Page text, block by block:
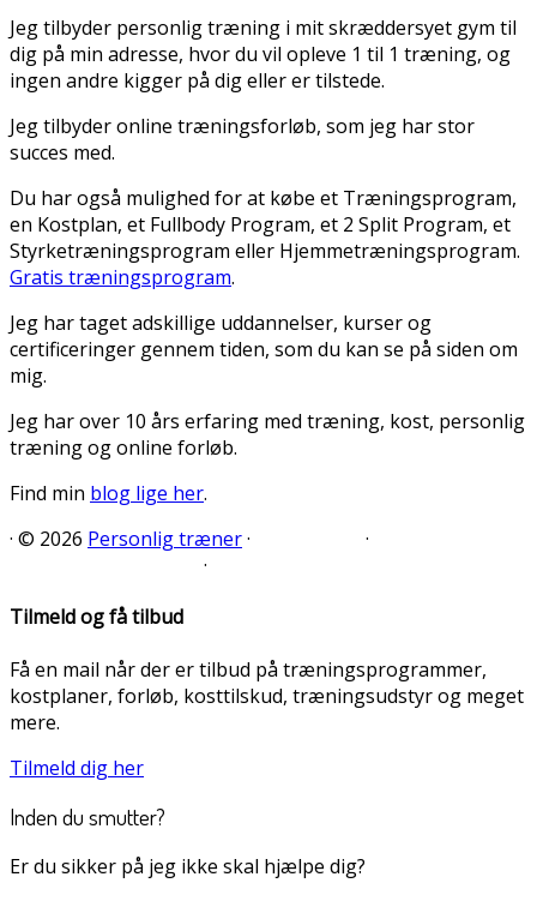
Jeg tilbyder personlig træning i mit skræddersyet gym til
dig på min adresse, hvor du vil opleve 1 til 1 træning, og
ingen andre kigger på dig eller er tilstede.
Jeg tilbyder online træningsforløb, som jeg har stor
succes med.
Du har også mulighed for at købe et Træningsprogram,
en Kostplan, et Fullbody Program, et 2 Split Program, et
Styrketræningsprogram eller Hjemmetræningsprogram.
Gratis træningsprogram.
Jeg har taget adskillige uddannelser, kurser og
certificeringer gennem tiden, som du kan se på siden om
mig.
Jeg har over 10 års erfaring med træning, kost, personlig
træning og online forløb.
Find min blog lige her.
· © 2026 Personlig træner·
·
·
Tilmeld og få tilbud
Få en mail når der er tilbud på træningsprogrammer,
kostplaner, forløb, kosttilskud, træningsudstyr og meget
mere.
Tilmeld dig her
Inden du smutter?
Er du sikker på jeg ikke skal hjælpe dig?